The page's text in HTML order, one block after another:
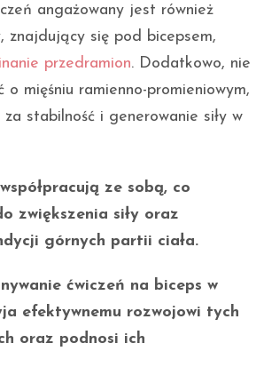
angażowany jest również
znajdujący się pod bicepsem,
przedramion. Dodatkowo, nie
o mięśniu ramienno-promieniowym,
stabilność i generowanie siły w
ze sobą, co
zwiększenia siły oraz
górnych partii ciała.
ćwiczeń na biceps w
efektywnemu rozwojowi tych
oraz podnosi ich